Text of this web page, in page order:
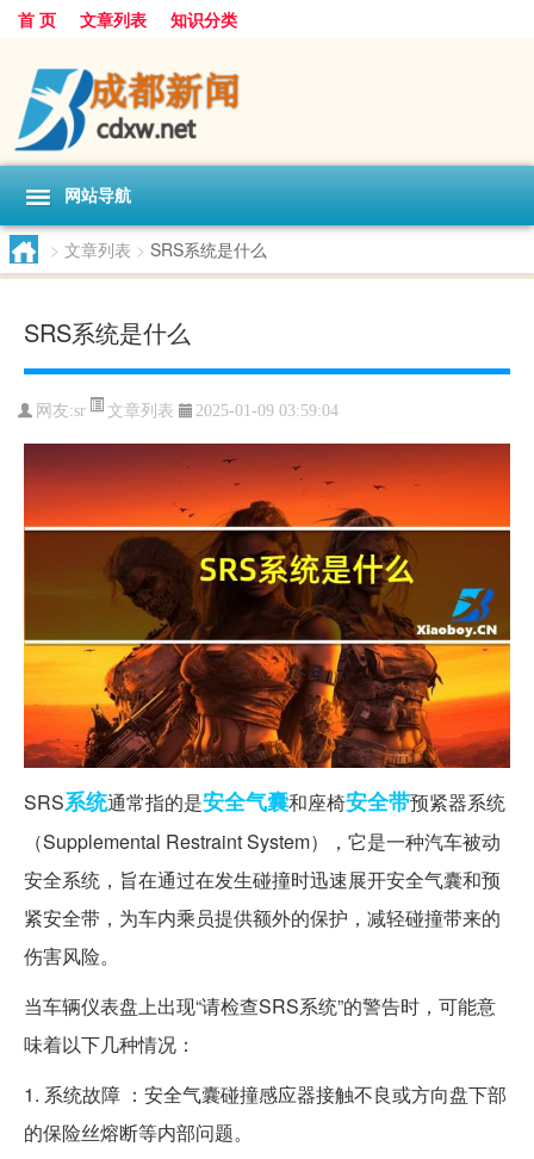
首 页 文章列表 知识分类
网站导航
> 文章列表 > SRS系统是什么
SRS系统是什么
网友:sr 文章列表 2025-01-09 03:59:04
SRS系统通常指的是安全气囊和座椅安全带预紧器系统
（Supplemental Restraint System），它是一种汽车被动
安全系统，旨在通过在发生碰撞时迅速展开安全气囊和预
紧安全带，为车内乘员提供额外的保护，减轻碰撞带来的
伤害风险。
当车辆仪表盘上出现“请检查SRS系统”的警告时，可能意
味着以下几种情况：
1. 系统故障 ：安全气囊碰撞感应器接触不良或方向盘下部
的保险丝熔断等内部问题。